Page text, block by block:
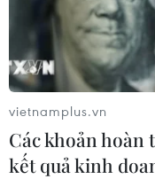
vietnamplus.vn
Các khoản hoàn
kết quả kinh